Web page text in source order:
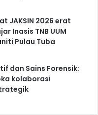
JAKSIN 2026 erat
Inasis TNB UUM
Pulau Tuba
dan Sains Forensik:
kolaborasi